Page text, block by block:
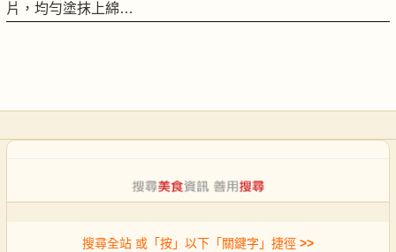
片，均勻塗抹上綿…
搜尋全站 或「按」以下「關鍵字」捷徑 >>